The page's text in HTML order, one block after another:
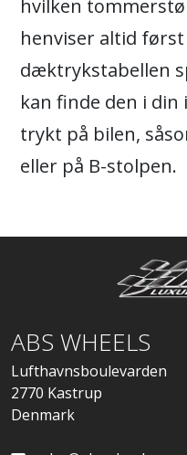
hvilken
henviser altid
dæktrykstabellen
kan finde den i
trykt på bilen,
eller på B-stolpen.
ABS WHEELS
Lufthavnsboulevarden
2770 Kastrup
Denmark